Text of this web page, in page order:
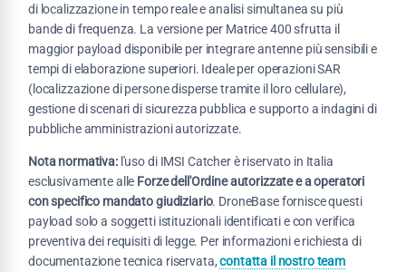
di localizzazione in tempo reale e analisi simultanea su più
bande di frequenza. La versione per Matrice 400 sfrutta il
maggior payload disponibile per integrare antenne più sensibili e
tempi di elaborazione superiori. Ideale per operazioni SAR
(localizzazione di persone disperse tramite il loro cellulare),
gestione di scenari di sicurezza pubblica e supporto a indagini di
pubbliche amministrazioni autorizzate.
Nota normativa:l'uso di IMSI Catcher è riservato in Italia
esclusivamente alle Forze dell'Ordine autorizzate e a operatori
con specifico mandato giudiziario. DroneBase fornisce questi
payload solo a soggetti istituzionali identificati e con verifica
preventiva dei requisiti di legge. Per informazioni e richiesta di
documentazione tecnica riservata,contatta il nostro team